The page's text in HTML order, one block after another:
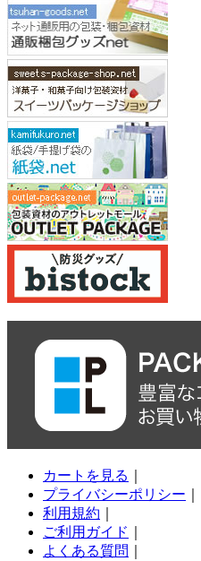
カートを見る
プライバシーポリシー
利用規約
ご利用ガイド
よくある質問